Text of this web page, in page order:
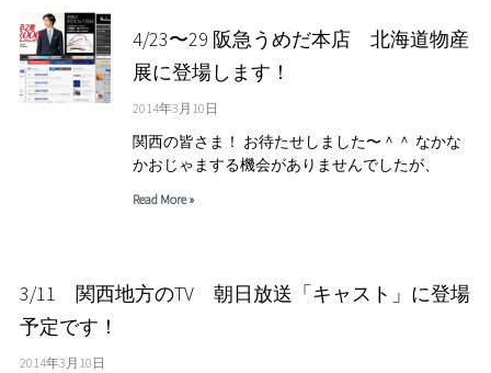
4/23〜29 阪急うめだ本店 北海道物産
展に登場します！
2014年3月10日
関西の皆さま！ お待たせしました〜＾＾ なかな
かおじゃまする機会がありませんでしたが、
Read More »
3/11 関西地方のTV 朝日放送「キャスト」に登場
予定です！
2014年3月10日